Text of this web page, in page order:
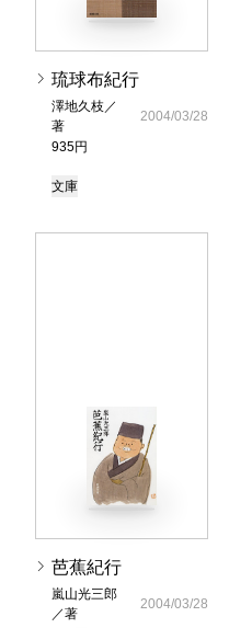
琉球布紀行
澤地久枝／
著
935円
2004/03/28
文庫
芭蕉紀行
嵐山光三郎
／著
2004/03/28